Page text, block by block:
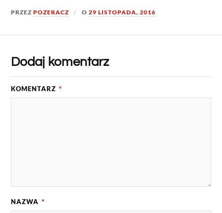
PRZEZPOZERACZ O29 LISTOPADA, 2016
Dodaj komentarz
KOMENTARZ *
NAZWA *